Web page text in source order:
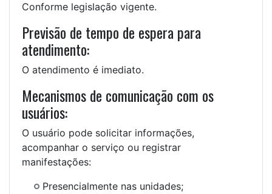
Conforme legislação vigente.
Previsão de tempo de espera para
atendimento:
O atendimento é imediato.
Mecanismos de comunicação com os
usuários:
O usuário pode solicitar informações,
acompanhar o serviço ou registrar
manifestações:
Presencialmente nas unidades;